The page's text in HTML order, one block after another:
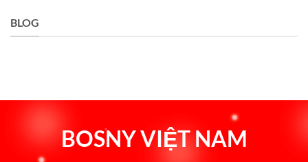
BLOG
BOSNY VIỆT NAM